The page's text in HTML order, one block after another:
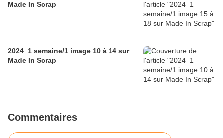
Made In Scrap
2024_1 semaine/1 image 10 à 14 sur
Made In Scrap
Commentaires